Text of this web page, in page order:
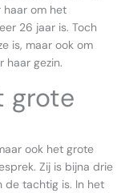
haar om het
26 jaar is. Toch
is, maar ook om
haar gezin.
grote
ook het grote
Zij is bijna drie
de tachtig is. In het